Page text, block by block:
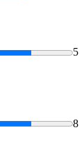
5
8